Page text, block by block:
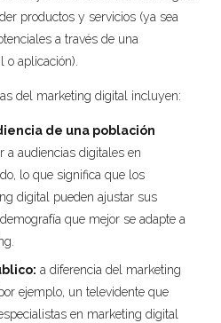
productos y servicios (ya sea
a través de una
o aplicación).
del marketing digital incluyen:
de una población
a audiencias digitales en
lo que significa que los
digital pueden ajustar sus
que mejor se adapte a
a diferencia del marketing
ejemplo, un televidente que
en marketing digital